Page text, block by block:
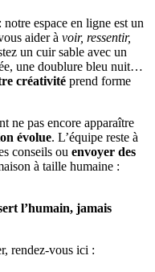
espace en ligne est un
aider à voir, ressentir,
un cuir sable avec un
une doublure bleu nuit…
créativité prend forme
ne pas encore apparaître
évolue. L’équipe reste à
conseils ou envoyer des
à taille humaine :
l’humain, jamais
rendez-vous ici :